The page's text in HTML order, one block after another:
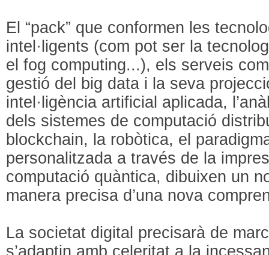
El “pack” que conformen les
intel·ligents (com pot ser la
el fog computing...), els serveis
gestió del big data i la seva
intel·ligència artificial aplicada,
dels sistemes de computació
blockchain, la robòtica, el
personalitzada a través de la
computació quàntica, dibuixen un
manera precisa d’una nova
La societat digital precisarà de
s’adaptin amb celeritat a la